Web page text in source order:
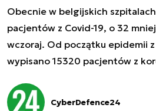
Obecnie w belgijskich
pacjentów z Covid-19, o 32
wczoraj. Od początku epidemii
wypisano 15320 pacjentów z
CyberDefence24